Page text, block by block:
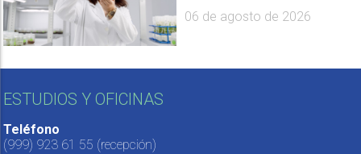
06 de agosto de 2026
ESTUDIOS Y OFICINAS
Teléfono
(999) 923 61 55 (recepción)